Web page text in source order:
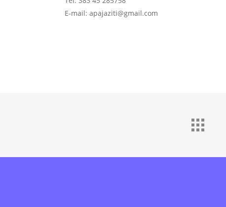
E-mail: apajaziti@gmail.com